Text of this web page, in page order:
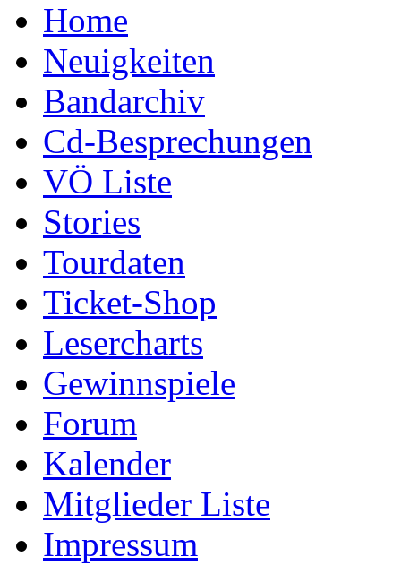
Home
Neuigkeiten
Bandarchiv
Cd-Besprechungen
VÖ Liste
Stories
Tourdaten
Ticket-Shop
Lesercharts
Gewinnspiele
Forum
Kalender
Mitglieder Liste
Impressum